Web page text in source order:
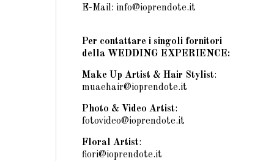
E-Mail: info@ioprendote.it
Per contattare i singoli fornitori
della WEDDING EXPERIENCE:
Make Up Artist & Hair Stylist:
muaehair@ioprendote.it
Photo & Video Artist:
fotovideo@ioprendote.it
Floral Artist:
fiori@ioprendote.it